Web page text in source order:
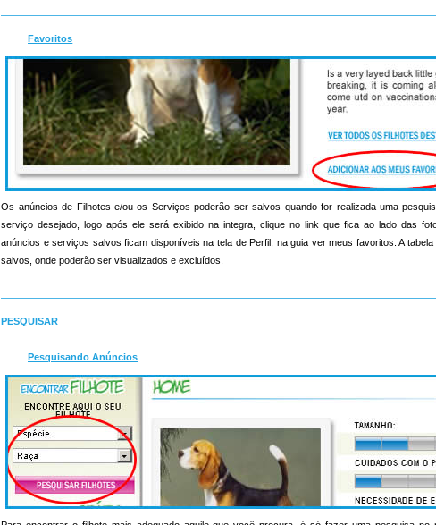
Favoritos
Os anúncios de Filhotes e/ou os Serviços poderão ser salvos quando for realizada uma
serviço desejado, logo após ele será exibido na integra, clique no link que fica ao lado das
anúncios e serviços salvos ficam disponíveis na tela de Perfil, na guia ver meus favoritos. A
salvos, onde poderão ser visualizados e excluídos.
PESQUISAR
Pesquisando Anúncios